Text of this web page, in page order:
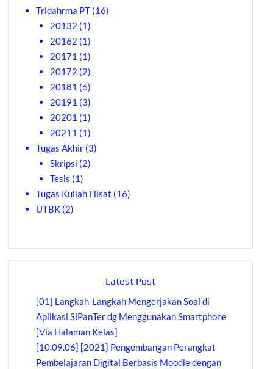
Tridahrma PT (16)
20132 (1)
20162 (1)
20171 (1)
20172 (2)
20181 (6)
20191 (3)
20201 (1)
20211 (1)
Tugas Akhir (3)
Skripsi (2)
Tesis (1)
Tugas Kuliah Filsat (16)
UTBK (2)
Latest Post
[01] Langkah-Langkah Mengerjakan Soal di
Aplikasi SiPanTer dg Menggunakan Smartphone
[Via Halaman Kelas]
[10.09.06] [2021] Pengembangan Perangkat
Pembelajaran Digital Berbasis Moodle dengan